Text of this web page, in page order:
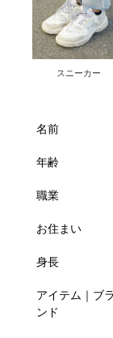
スニーカー
名前
年齢
職業
お住まい
身長
アイテム｜ブラ
ンド